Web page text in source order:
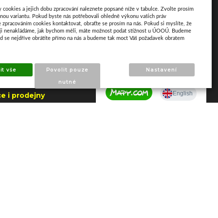
do 7.8.2026
i prodejny
Mapa
a jejich dobu zpracování naleznete popsané níže v tabulce. Zvolte prosím
variantu. Pokud byste nás potřebovali ohledně výkonu vašich práv
zpracováním cookies kontaktovat, obraťte se prosím na nás. Pokud si myslíte, že
nenakládáme, jak bychom měli, máte možnost podat stížnost u ÚOOÚ. Budeme
se nejdříve obrátíte přímo na nás a budeme tak moct Váš požadavek obratem
vše
Povolit pouze
nutné
Nastavení